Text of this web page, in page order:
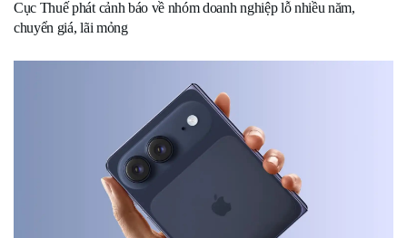
Cục Thuế phát cảnh báo về nhóm doanh nghiệp lỗ nhiều năm,
chuyển giá, lãi mỏng